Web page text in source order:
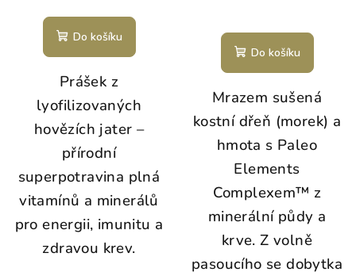
Do košíku
Prášek z
lyofilizovaných
hovězích jater –
přírodní
superpotravina plná
vitamínů a minerálů
pro energii, imunitu a
zdravou krev.
Do košíku
Mrazem sušená
kostní dřeň (morek) a
hmota s Paleo
Elements
Complexem™ z
minerální půdy a
krve. Z volně
pasoucího se dobytka